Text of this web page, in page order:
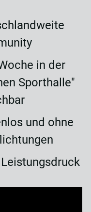
in der
Sporthalle"
und ohne